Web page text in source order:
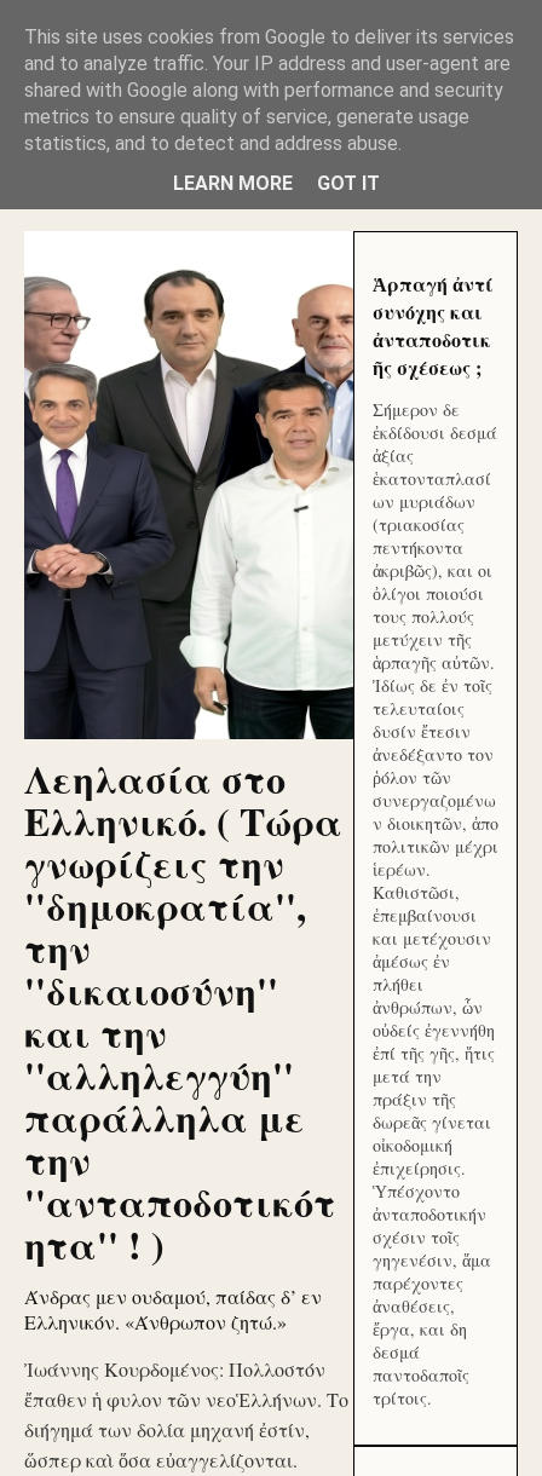
ΑΥΤΟΧΘΟΝΕΣ ΜΟΥ ΕΚΛΕΙΣΑΝ ΤΑ ΣΟΣΙΑΛ ΚΑΙ
ΦΙΜΩΣΑΝ ΤΟ SITE. ΟΙ ΧΙΛΙΑΔΕΣ ΜΙΚΡΟΕΠΕΝΔΥΤΕΣ
ΕΠΕΝΔΥΣΑΤΕ ΓΙΑ ΛΕΗΛΑΣΙΑ ΚΑΙ ΕΓΚΛΗΜΑ ?
ΓΛΥΦΑΔΑ WEB |ΟΙ ΜΕΓΑΛΟΙ ΚΛΕΠΤΑΙ ΑΠΟ ΤΟ
ΜΙΚΡΟΝ ΑΠΑΓΟΥΣΙ
Λεηλασία στο
Ελληνικό. ( Τώρα
γνωρίζεις την
''δημοκρατία'',
την
''δικαιοσύνη''
και την
''αλληλεγγύη''
παράλληλα με
την
''ανταποδοτικότ
ητα'' ! )
Άνδρας μεν ουδαμού, παίδας δ’ εν
Ελληνικόν. «Άνθρωπον ζητώ.»
Ἰωάννης Κουρδομένος: Πολλοστόν
ἔπαθεν ἡ φυλον τῶν νεοἙλλήνων. Το
διήγημά των δολία μηχανή ἐστίν,
ὥσπερ καὶ ὅσα εὐαγγελίζονται.
Ἁρπαγή ἀντί
συνόχης και
ἀνταποδοτικ
ῆς σχέσεως ;
Σήμερον δε
ἐκδίδουσι δεσμά
ἀξίας
ἑκατονταπλασί
ων μυριάδων
(τριακοσίας
πεντήκοντα
ἀκριβῶς), και οι
ὀλίγοι ποιούσι
τους πολλούς
μετύχειν τῆς
ἁρπαγῆς αὐτῶν.
Ἰδίως δε ἐν τοῖς
τελευταίοις
δυσίν ἔτεσιν
ἀνεδέξαντο τον
ῥόλον τῶν
συνεργαζομένω
ν διοικητῶν, ἀπο
πολιτικῶν μέχρι
ἱερέων.
Καθιστῶσι,
ἐπεμβαίνουσι
και μετέχουσιν
ἀμέσως ἐν
πλήθει
ἀνθρώπων, ὧν
οὐδείς ἐγεννήθη
ἐπί τῆς γῆς, ἥτις
μετά την
πράξιν τῆς
δωρεᾶς γίνεται
οἰκοδομική
ἐπιχείρησις.
Ὑπέσχοντο
ἀνταποδοτικήν
σχέσιν τοῖς
γηγενέσιν, ἅμα
παρέχοντες
ἀναθέσεις,
ἔργα, και δη
δεσμά
παντοδαποῖς
τρίτοις.
This site uses cookies from Google to deliver its services
and to analyze traffic. Your IP address and user-agent are
shared with Google along with performance and security
metrics to ensure quality of service, generate usage
statistics, and to detect and address abuse.
LEARN MORE
GOT IT